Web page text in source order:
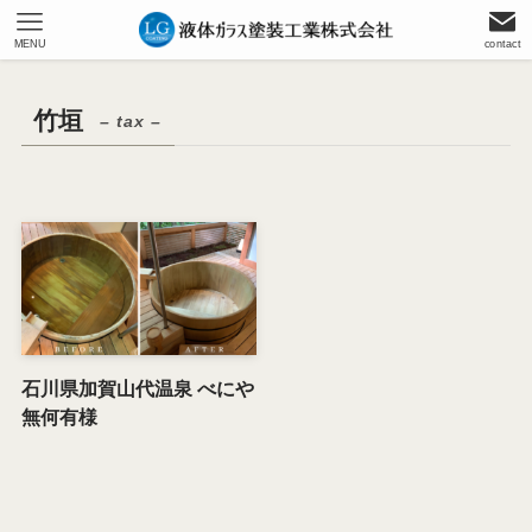
contact
MENU
竹垣 – tax –
石川県加賀山代温泉 べにや
無何有様